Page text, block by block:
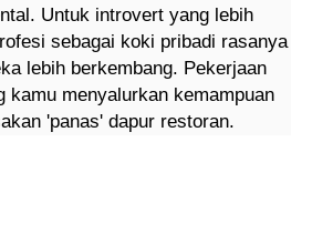
Untuk introvert yang lebih
sebagai koki pribadi rasanya
lebih berkembang. Pekerjaan
kamu menyalurkan kemampuan
'panas' dapur restoran.